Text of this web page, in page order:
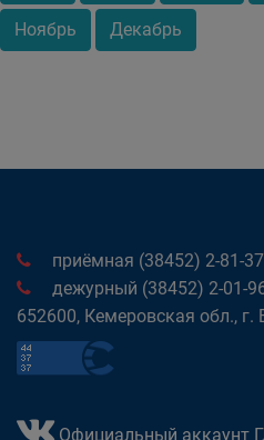
Ноябрь Декабрь
приёмная (38452) 2-81-37
дежурный (38452) 2-01-
652600, Кемеровская обл., г.
Официальный аккаунт